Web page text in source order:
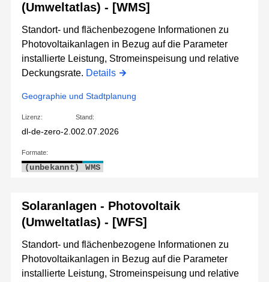
(Umweltatlas) - [WMS]
Standort- und flächenbezogene Informationen zu
Photovoltaikanlagen in Bezug auf die Parameter
installierte Leistung, Stromeinspeisung und relative
Deckungsrate. Details
Geographie und Stadtplanung
Lizenz:
dl-de-zero-2.0
Stand:
02.07.2026
Formate:
(unbekannt) WMS
Solaranlagen - Photovoltaik
(Umweltatlas) - [WFS]
Standort- und flächenbezogene Informationen zu
Photovoltaikanlagen in Bezug auf die Parameter
installierte Leistung, Stromeinspeisung und relative